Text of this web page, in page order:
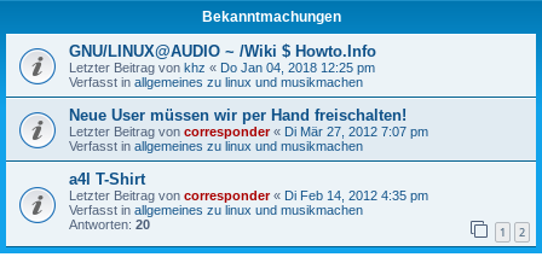
Bekanntmachungen
GNU/LINUX@AUDIO ~ /Wiki $ Howto.Info
Letzter Beitrag von khz « Do Jan 04, 2018 12:25 pm
Verfasst in allgemeines zu linux und musikmachen
Neue User müssen wir per Hand freischalten!
Letzter Beitrag von corresponder« Di Mär 27, 2012 7:07 pm
Verfasst in allgemeines zu linux und musikmachen
a4l T-Shirt
Letzter Beitrag von corresponder« Di Feb 14, 2012 4:35 pm
Verfasst in allgemeines zu linux und musikmachen
Antworten: 20 1 2